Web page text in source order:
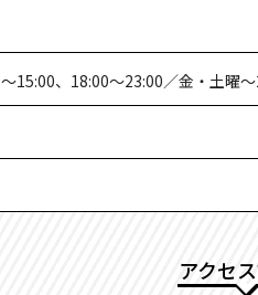
15:00、18:00～23:00／金・土曜
アクセ